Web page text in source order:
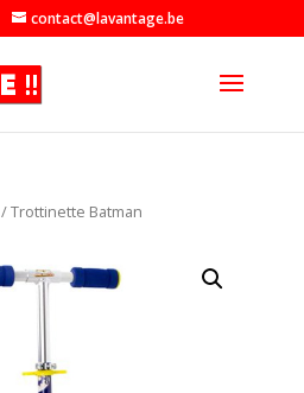
contact@lavantage.be
/ Trottinette Batman